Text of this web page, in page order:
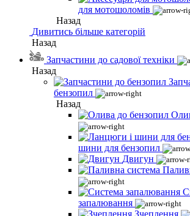
для мотошоломів
Назад
Дивитись більше категорій
Назад
Запчастини до садової техніки
Назад
бензопил
Назад
шини для бензопил
Двигун
запалювання
Зчеплення